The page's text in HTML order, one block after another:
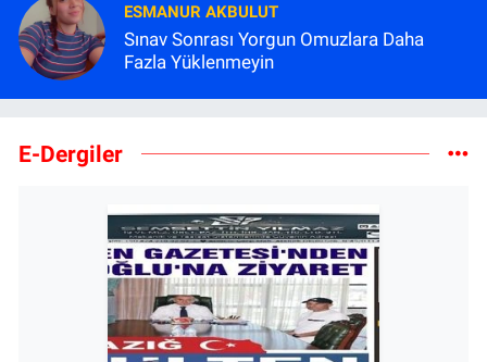
ESMANUR AKBULUT
Sınav Sonrası Yorgun Omuzlara Daha
Fazla Yüklenmeyin
E-Dergiler